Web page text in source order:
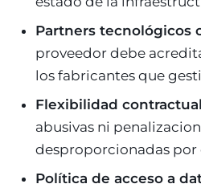
Partners tecnológicos
proveedor debe
los fabricantes que
Flexibilidad
abusivas ni
desproporcionadas por
Política de acceso a